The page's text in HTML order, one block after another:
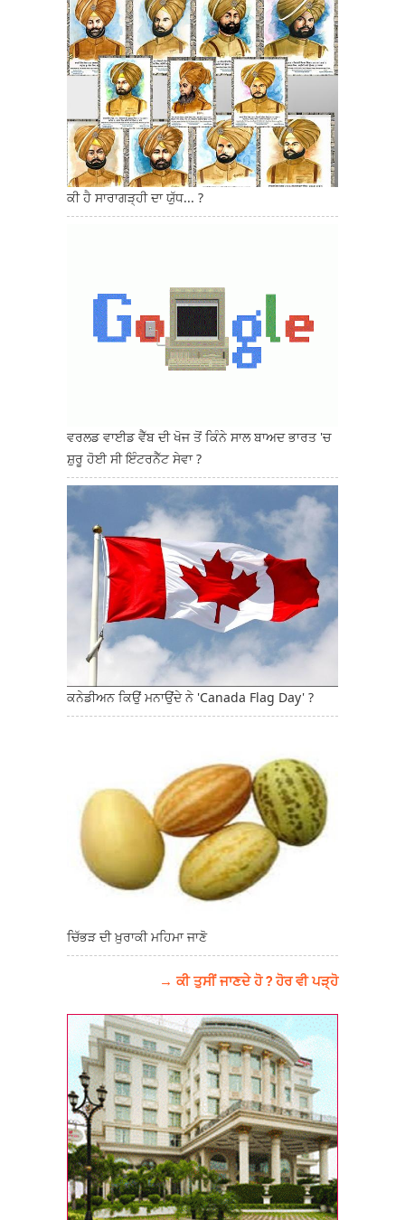
ਕੀ ਹੈ ਸਾਰਾਗੜ੍ਹੀ ਦਾ ਯੁੱਧ... ?
ਵਰਲਡ ਵਾਈਡ ਵੈੱਬ ਦੀ ਖੋਜ ਤੋਂ ਕਿੰਨੇ ਸਾਲ ਬਾਅਦ ਭਾਰਤ 'ਚ
ਸ਼ੁਰੂ ਹੋਈ ਸੀ ਇੰਟਰਨੈੱਟ ਸੇਵਾ ?
ਕਨੇਡੀਅਨ ਕਿਉਂ ਮਨਾਉਂਦੇ ਨੇ 'Canada Flag Day' ?
ਚਿੱਭੜ ਦੀ ਖ਼ੁਰਾਕੀ ਮਹਿਮਾ ਜਾਣੋ
→ ਕੀ ਤੁਸੀਂ ਜਾਣਦੇ ਹੋ ? ਹੋਰ ਵੀ ਪੜ੍ਹੋ